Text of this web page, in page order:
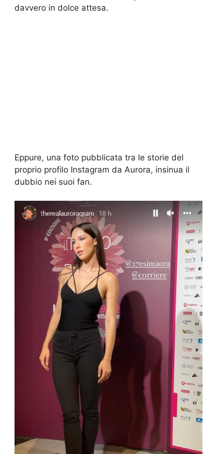
davvero in dolce attesa.
Eppure, una foto pubblicata tra le storie del
proprio profilo Instagram da Aurora, insinua il
dubbio nei suoi fan.